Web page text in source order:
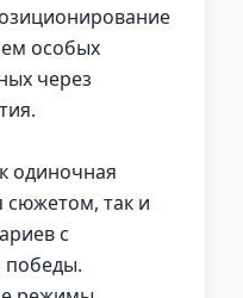
особых
через
одиночная
сюжетом, так и
с
победы.